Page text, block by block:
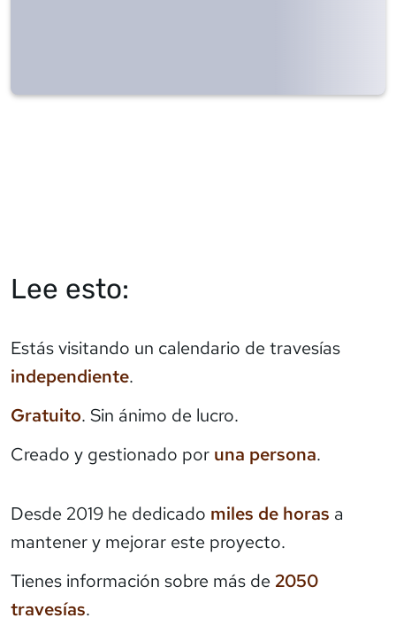
Lee esto:
Estás visitando un calendario de travesías
independiente.
Gratuito. Sin ánimo de lucro.
Creado y gestionado por una persona.
Desde 2019 he dedicado miles de horas a
mantener y mejorar este proyecto.
Tienes información sobre más de 2050
travesías.